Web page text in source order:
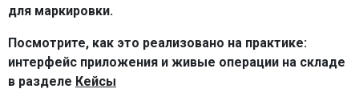
для маркировки.
Посмотрите, как это реализовано на практике:
интерфейс приложения и живые операции на складе
в разделе Кейсы